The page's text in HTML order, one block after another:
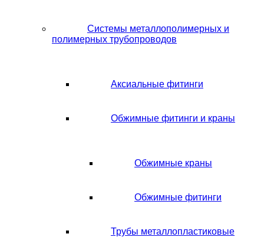
Системы металлополимерных и
полимерных трубопроводов
Аксиальные фитинги
Обжимные фитинги и краны
Обжимные краны
Обжимные фитинги
Трубы металлопластиковые